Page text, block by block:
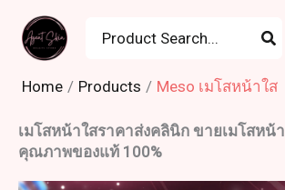
content
for:
Home Products Meso เมโสหน้าใส
เมโสหน้าใสราคาส่งคลินิก ขายเมโสหน้
คุณภาพของแท้ 100%
1
p
o
9
p
o
1
r
p
d
p
d
0
r
1
p
o
p
o
p
r
d
6
p
o
0
p
o